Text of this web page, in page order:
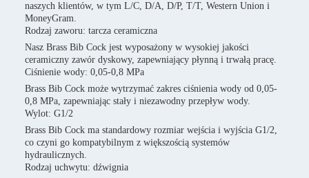
naszych klientów, w tym L/C, D/A, D/P, T/T, Western Union i
MoneyGram.
Rodzaj zaworu: tarcza ceramiczna
Nasz Brass Bib Cock jest wyposażony w wysokiej jakości
ceramiczny zawór dyskowy, zapewniający płynną i trwałą pracę.
Ciśnienie wody: 0,05-0,8 MPa
Brass Bib Cock może wytrzymać zakres ciśnienia wody od 0,05-
0,8 MPa, zapewniając stały i niezawodny przepływ wody.
Wylot: G1/2
Brass Bib Cock ma standardowy rozmiar wejścia i wyjścia G1/2,
co czyni go kompatybilnym z większością systemów
hydraulicznych.
Rodzaj uchwytu: dźwignia